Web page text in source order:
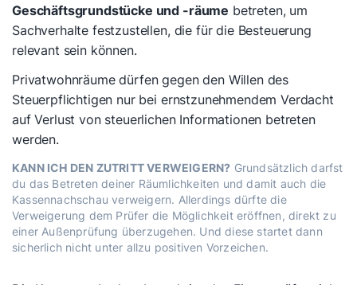
Geschäftsgrundstücke und -räume betreten, um
Sachverhalte festzustellen, die für die Besteuerung
relevant sein können.
Privatwohnräume dürfen gegen den Willen des
Steuerpflichtigen nur bei ernstzunehmendem Verdacht
auf Verlust von steuerlichen Informationen betreten
werden.
KANN ICH DEN ZUTRITT VERWEIGERN? Grundsätzlich darfst
du das Betreten deiner Räumlichkeiten und damit auch die
Kassennachschau verweigern. Allerdings dürfte die
Verweigerung dem Prüfer die Möglichkeit eröffnen, direkt zu
einer Außenprüfung überzugehen. Und diese startet dann
sicherlich nicht unter allzu positiven Vorzeichen.